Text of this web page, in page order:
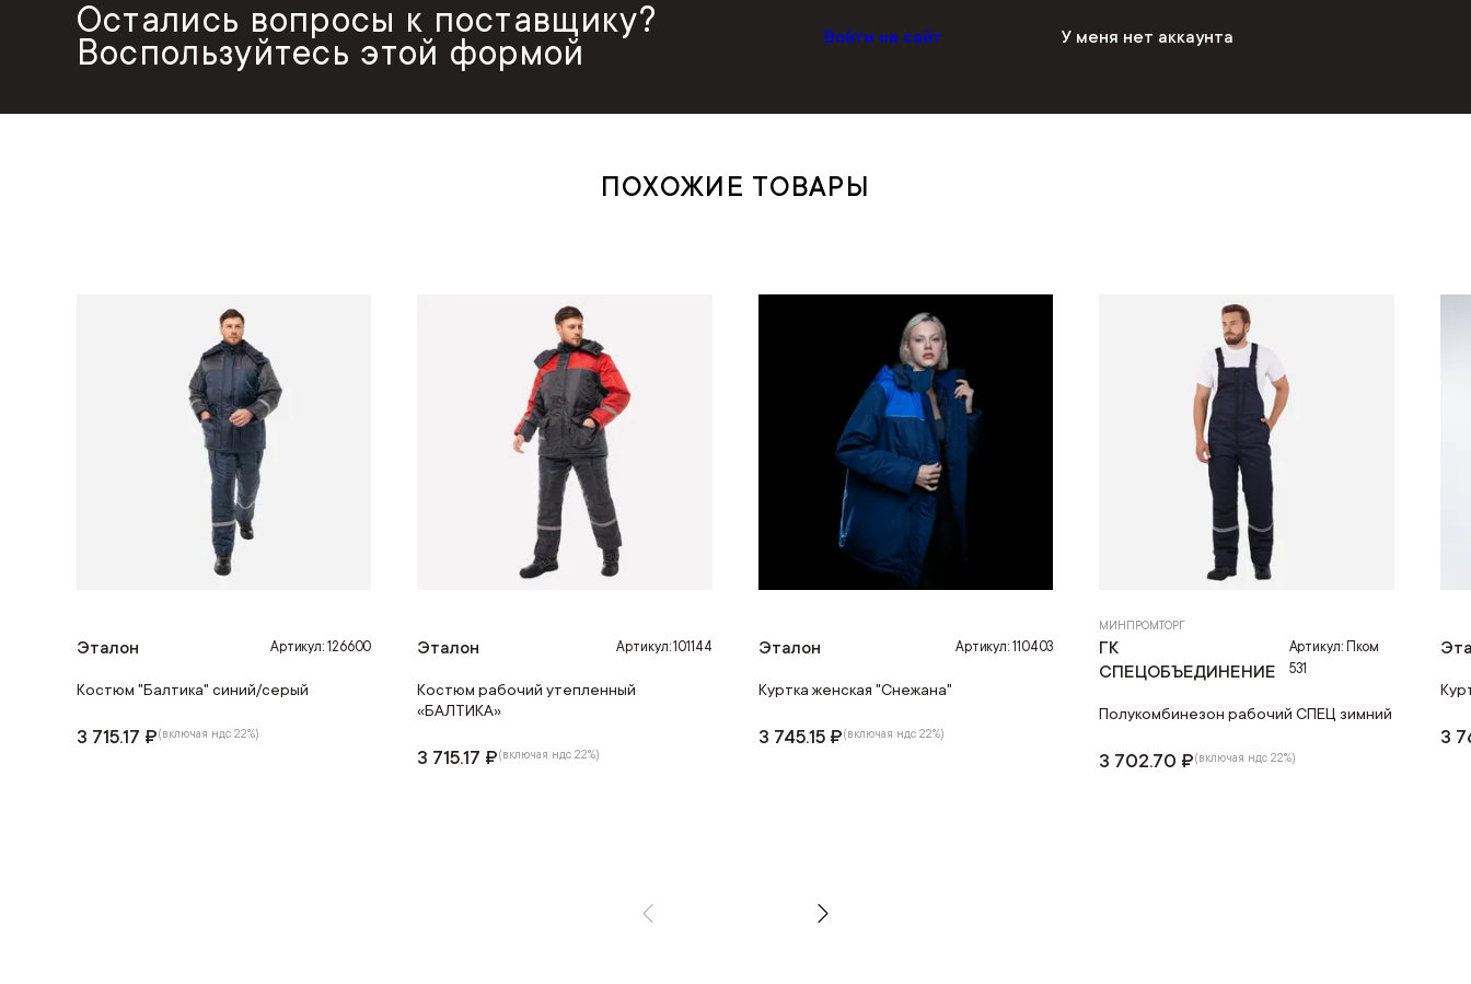
Остались вопросы к поставщику?
Воспользуйтесь этой формой
Войти на сайт У меня нет аккаунта
ПОХОЖИЕ ТОВАРЫ
Эталон Артикул: 126600
Костюм "Балтика" синий/серый
3 715.17 ₽(включая ндс 22%)
Эталон Артикул: 101144
Костюм рабочий утепленный
«БАЛТИКА»
3 715.17 ₽(включая ндс 22%)
Эталон Артикул: 110403
Куртка женская "Снежана"
3 745.15 ₽(включая ндс 22%)
МИНПРОМТОРГ
ГК
СПЕЦОБЪЕДИНЕНИЕ
Артикул: Пком
531
Полукомбинезон рабочий СПЕЦ зимний
3 702.70 ₽(включая ндс 22%)
3